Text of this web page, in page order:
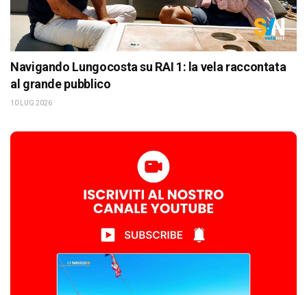
Navigando Lungocosta su RAI 1: la vela raccontata
al grande pubblico
10 LUG 2026